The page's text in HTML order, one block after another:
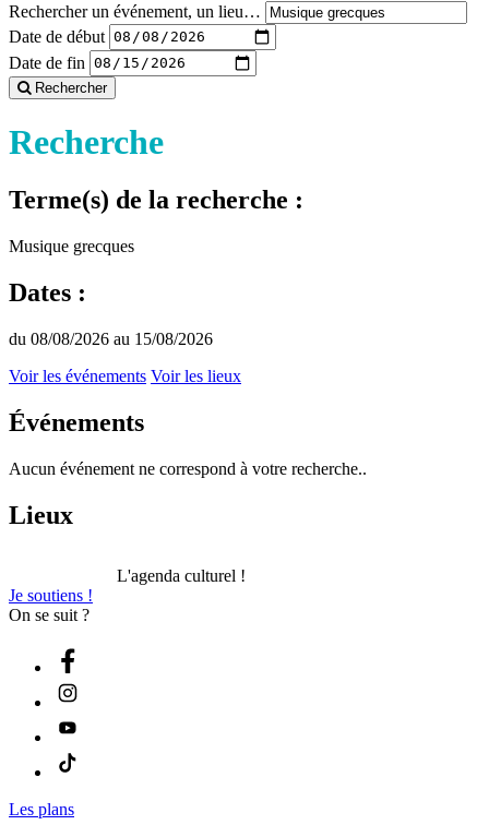
Rechercher un événement, un lieu…
Date de début
Date de fin
Rechercher
Recherche
Terme(s) de la recherche :
Musique grecques
Dates :
du 08/08/2026 au 15/08/2026
Voir les événements Voir les lieux
Événements
Aucun événement ne correspond à votre recherche..
Lieux
L'agenda culturel !
Je soutiens !
On se suit ?
Les plans